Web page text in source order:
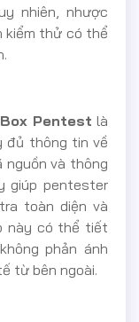
nhiên, nhược
kiểm thử có thể
Pentest là
đủ thông tin về
nguồn và thông
giúp pentester
toàn diện và
này có thể tiết
phản ánh
từ bên ngoài.